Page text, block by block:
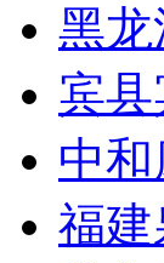
黑
宾
中
福